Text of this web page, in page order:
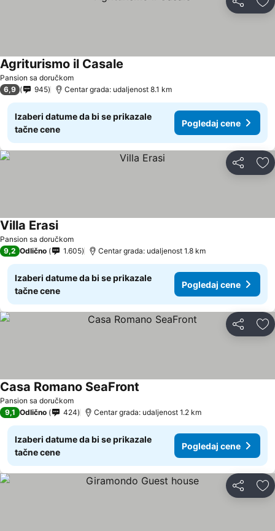
Deli
Pansion sa doručkom
Agriturismo il Casale
6,9 945 Centar grada: udaljenost 8.1 km
Izaberi datume da bi se prikazale
tačne cene
Pogledaj cene
Deli
Pansion sa doručkom
Villa Erasi
9,2 Odlično 1.605 Centar grada: udaljenost 1.8 km
Izaberi datume da bi se prikazale
tačne cene
Pogledaj cene
Deli
Pansion sa doručkom
Casa Romano SeaFront
9,1 Odlično 424 Centar grada: udaljenost 1.2 km
Izaberi datume da bi se prikazale
tačne cene
Pogledaj cene
Deli